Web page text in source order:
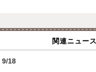
関連ニュース
9/18